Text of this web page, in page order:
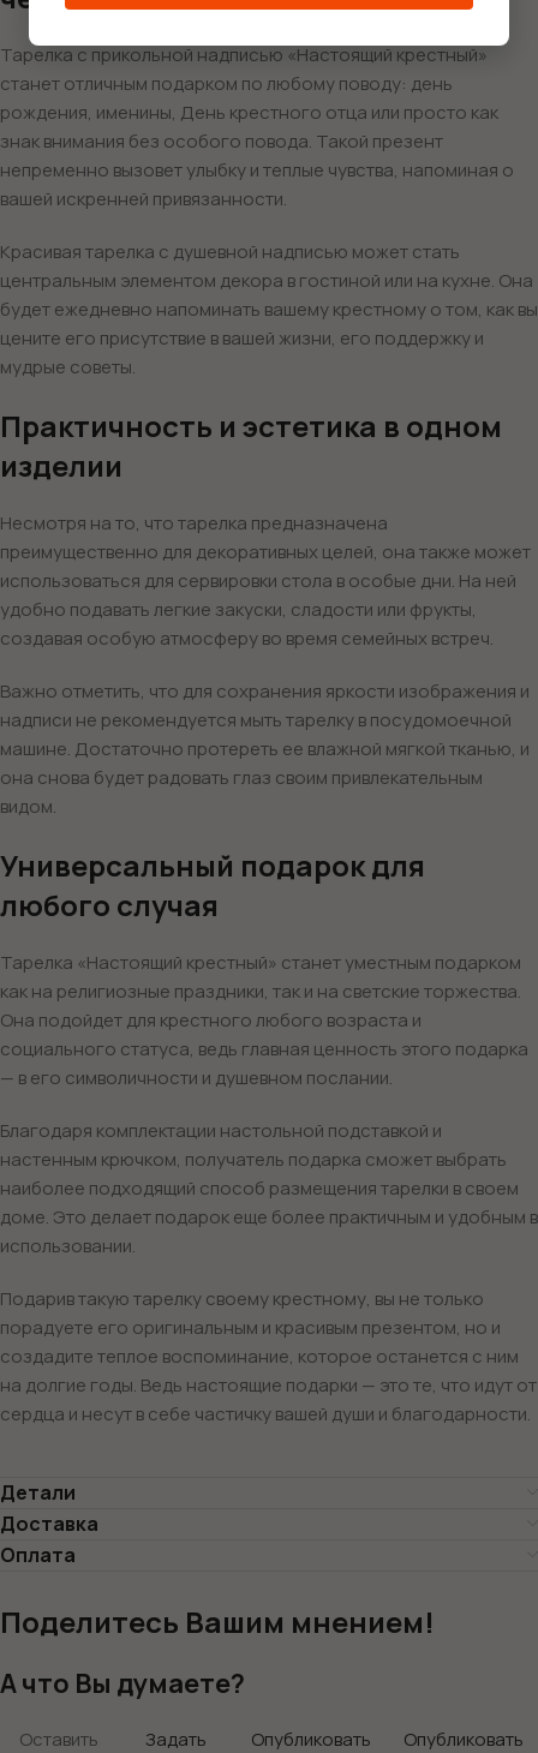
Тарелка с прикольной надписью «Настоящий крестный»
станет отличным подарком по любому поводу: день
рождения, именины, День крестного отца или просто как
знак внимания без особого повода. Такой презент
непременно вызовет улыбку и теплые чувства, напоминая о
вашей искренней привязанности.
Красивая тарелка с душевной надписью может стать
центральным элементом декора в гостиной или на кухне. Она
будет ежедневно напоминать вашему крестному о том, как вы
цените его присутствие в вашей жизни, его поддержку и
мудрые советы.
Практичность и эстетика в одном
изделии
Несмотря на то, что тарелка предназначена
преимущественно для декоративных целей, она также может
использоваться для сервировки стола в особые дни. На ней
удобно подавать легкие закуски, сладости или фрукты,
создавая особую атмосферу во время семейных встреч.
Важно отметить, что для сохранения яркости изображения и
надписи не рекомендуется мыть тарелку в посудомоечной
машине. Достаточно протереть ее влажной мягкой тканью, и
она снова будет радовать глаз своим привлекательным
видом.
Универсальный подарок для
любого случая
Тарелка «Настоящий крестный» станет уместным подарком
как на религиозные праздники, так и на светские торжества.
Она подойдет для крестного любого возраста и
социального статуса, ведь главная ценность этого подарка
— в его символичности и душевном послании.
Благодаря комплектации настольной подставкой и
настенным крючком, получатель подарка сможет выбрать
наиболее подходящий способ размещения тарелки в своем
доме. Это делает подарок еще более практичным и удобным в
использовании.
Подарив такую тарелку своему крестному, вы не только
порадуете его оригинальным и красивым презентом, но и
создадите теплое воспоминание, которое останется с ним
на долгие годы. Ведь настоящие подарки — это те, что идут от
сердца и несут в себе частичку вашей души и благодарности.
Детали
Доставка
Оплата
Поделитесь Вашим мнением!
А что Вы думаете?
Оставить
Задать
Опубликовать
Опубликовать